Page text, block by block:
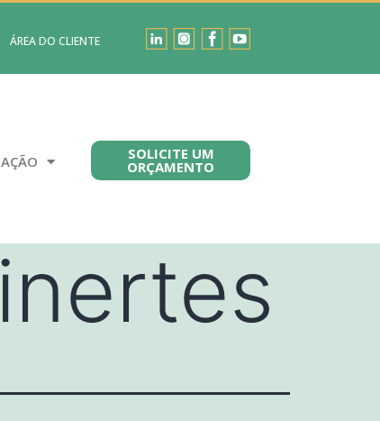
ÁREA DO CLIENTE
SOLICITE UM
ORÇAMENTO